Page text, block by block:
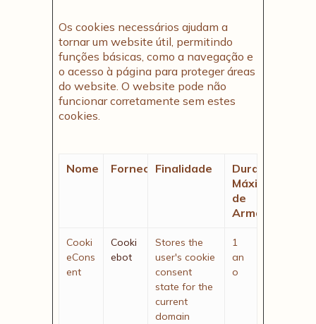
Os cookies necessários ajudam a
tornar um website útil, permitindo
funções básicas, como a navegação e
o acesso à página para proteger áreas
do website. O website pode não
funcionar corretamente sem estes
cookies.
Nome FornecedorFinalidade
Duração
Máxima
de
Cooki
eCons
ent
Cooki
ebot
Stores the
user's cookie
consent
state for the
current
domain
1
an
o